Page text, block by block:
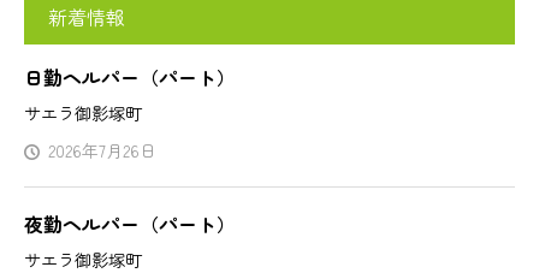
新着情報
日勤ヘルパー（パート）
サエラ御影塚町
2026年7月26日
夜勤ヘルパー（パート）
サエラ御影塚町